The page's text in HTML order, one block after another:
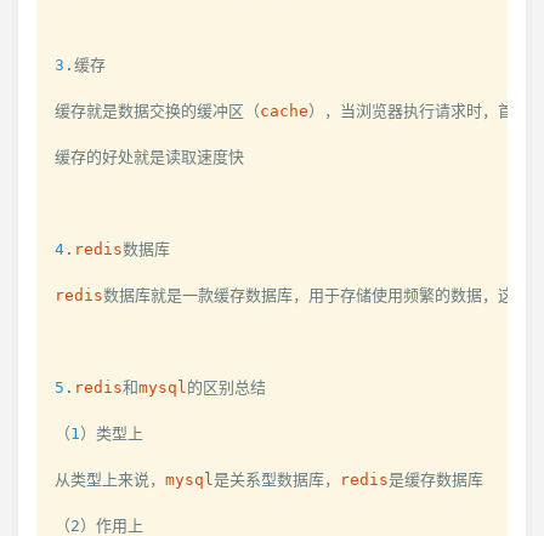
3 . 缓存
缓存就是数据交换的缓冲区（cache），当浏览器执行请求时，首先
缓存的好处就是读取速度快
4 . redis数据库
redis数据库就是一款缓存数据库，用于存储使用频繁的数据，这样
5 . redis和mysql的区别总结
（1）类型上
从类型上来说， mysql是关系型数据库， redis是缓存数据库
（2）作用上